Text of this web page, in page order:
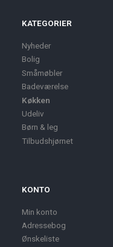
KATEGORIER
Nyheder
Bolig
Småmøbler
Badeværelse
Køkken
Udeliv
Børn & leg
Tilbudshjørnet
KONTO
Min konto
Adressebog
Ønskeliste